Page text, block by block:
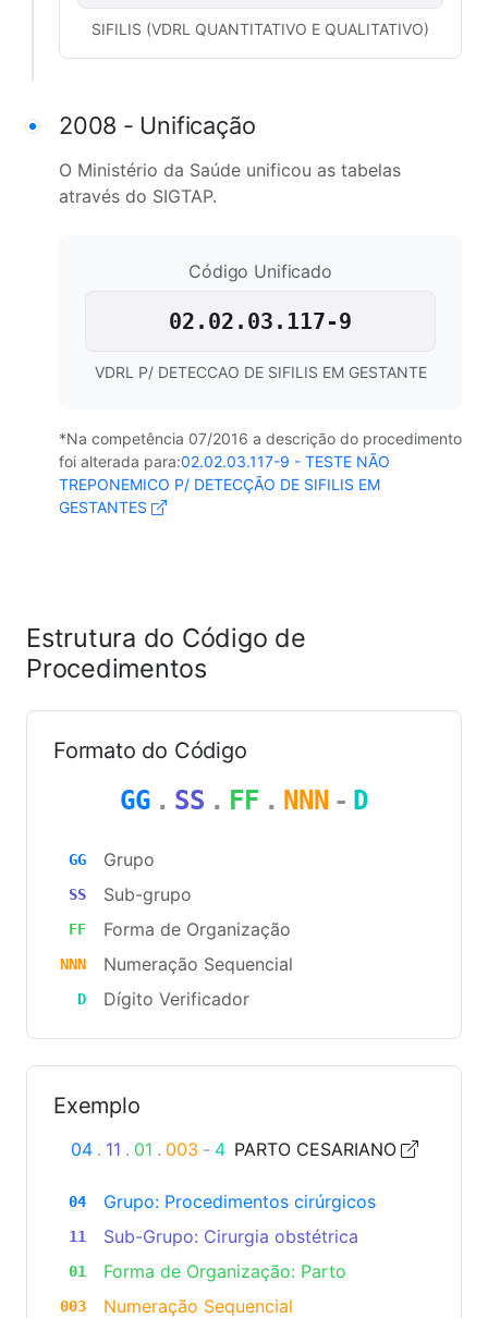
SIFILIS (VDRL QUANTITATIVO E QUALITATIVO)
2008 - Unificação
O Ministério da Saúde unificou as tabelas
através do SIGTAP.
Código Unificado
02.02.03.117-9
VDRL P/ DETECCAO DE SIFILIS EM GESTANTE
*Na competência 07/2016 a descrição do procedimento
foi alterada para:02.02.03.117-9 - TESTE NÃO
TREPONEMICO P/ DETECÇÃO DE SIFILIS EM
GESTANTES
Estrutura do Código de
Procedimentos
Formato do Código
GG . SS . FF . NNN - D
GG Grupo
SS Sub-grupo
FF Forma de Organização
NNN Numeração Sequencial
D Dígito Verificador
Exemplo
04 . 11 . 01 . 003 - 4 PARTO CESARIANO
04 Grupo: Procedimentos cirúrgicos
11 Sub-Grupo: Cirurgia obstétrica
01 Forma de Organização: Parto
003 Numeração Sequencial